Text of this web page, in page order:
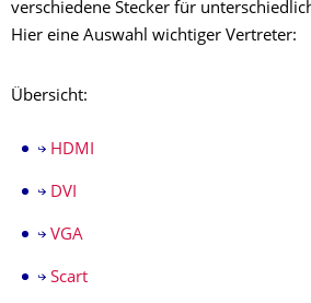
verschiedene Stecker für
Hier eine Auswahl wichtiger Vertreter:
Übersicht:
HDMI
DVI
VGA
Scart